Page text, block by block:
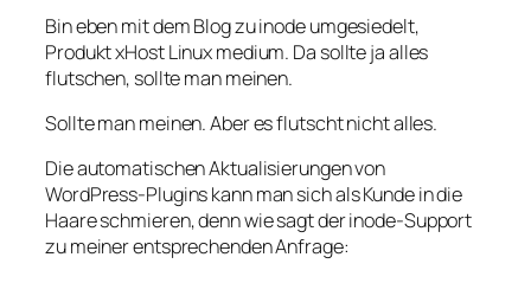
Bin eben mit dem Blog zu inode umgesiedelt,
Produkt xHost Linux medium. Da sollte ja alles
flutschen, sollte man meinen.
Sollte man meinen. Aber es flutscht nicht alles.
Die automatischen Aktualisierungen von
WordPress-Plugins kann man sich als Kunde in die
Haare schmieren, denn wie sagt der inode-Support
zu meiner entsprechenden Anfrage: